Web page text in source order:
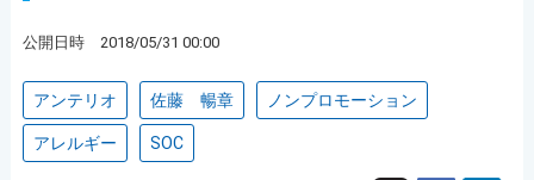
公開日時 2018/05/31 00:00
アンテリオ 佐藤 暢章 ノンプロモーション
アレルギー SOC